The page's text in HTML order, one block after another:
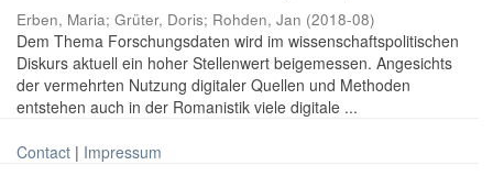
Erben, Maria; Grüter, Doris; Rohden, Jan (2018-08)
Dem Thema Forschungsdaten wird im wissenschaftspolitischen
Diskurs aktuell ein hoher Stellenwert beigemessen. Angesichts
der vermehrten Nutzung digitaler Quellen und Methoden
entstehen auch in der Romanistik viele digitale ...
Contact | Impressum